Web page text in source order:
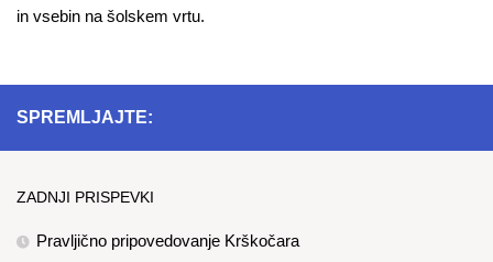
in vsebin na šolskem vrtu.
SPREMLJAJTE:
ZADNJI PRISPEVKI
Pravljično pripovedovanje Krškočara